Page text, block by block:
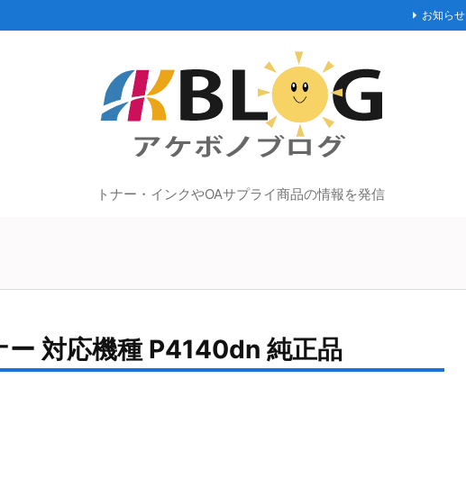
お知らせ
トナー・インクやOAサプライ商品の情報を発信
ー 対応機種 P4140dn 純正品